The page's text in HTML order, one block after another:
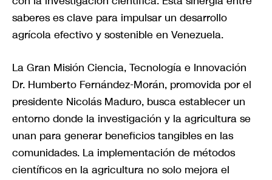
saberes es clave para impulsar un desarrollo
agrícola efectivo y sostenible en Venezuela.
La Gran Misión Ciencia, Tecnología e Innovación
Dr. Humberto Fernández-Morán, promovida por el
presidente Nicolás Maduro, busca establecer un
entorno donde la investigación y la agricultura se
unan para generar beneficios tangibles en las
comunidades. La implementación de métodos
científicos en la agricultura no solo mejora el